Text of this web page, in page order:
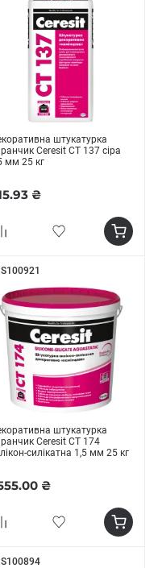
штукатурка
Ceresit СТ 137 сіра
мм 25 кг
₴
S100921
штукатурка
Ceresit СТ 174
силікатна 1,5 мм 25 кг
₴
S100894